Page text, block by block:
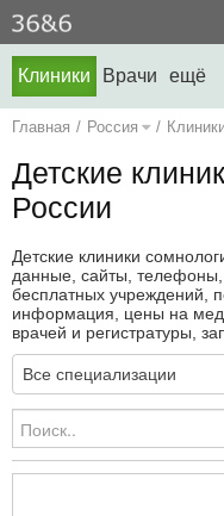
Клиники Врачи ещё
Главная / Россия /
Детские
России
Детские клиники
данные, сайты,
бесплатных учреждений,
информация, цены на
врачей и регистратуры,
Все специализации